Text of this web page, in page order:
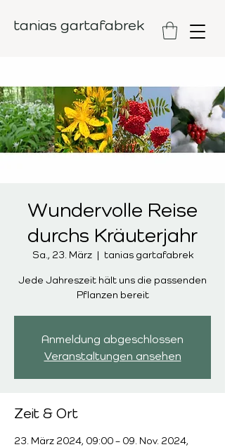
tanias gartafabrek
Wundervolle Reise
durchs Kräuterjahr
Sa., 23. März
  |
tanias gartafabrek
Jede Jahreszeit hält uns die passenden
Pflanzen bereit
Anmeldung abgeschlossen
Veranstaltungen ansehen
Zeit & Ort
23. März 2024, 09:00 – 09. Nov. 2024,